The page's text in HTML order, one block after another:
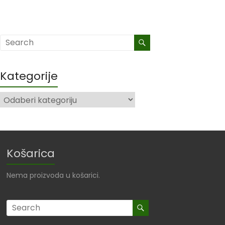
Kategorije
Košarica
Nema proizvoda u košarici.